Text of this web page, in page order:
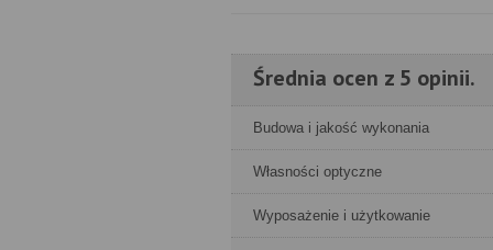
Średnia ocen z 5 opinii.
Budowa i jakość wykonania
Własności optyczne
Wyposażenie i użytkowanie